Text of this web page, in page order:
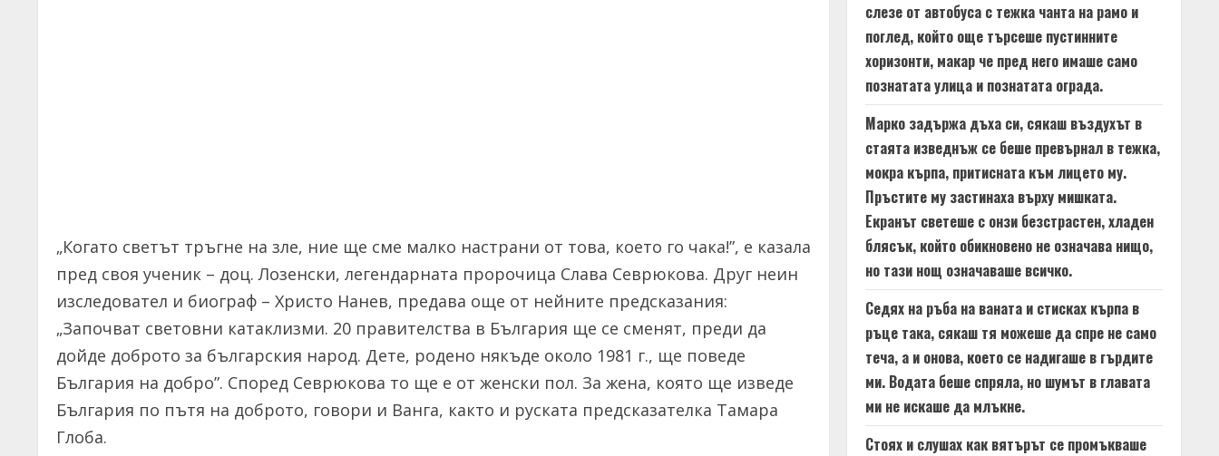
„Когато светът тръгне на зле, ние ще сме малко настрани от това, което го чака!”, е казала
пред своя ученик – доц. Лозенски, легендарната пророчица Слава Севрюкова. Друг неин
изследовател и биограф – Христо Нанев, предава още от нейните предсказания:
„Започват световни катаклизми. 20 правителства в България ще се сменят, преди да
дойде доброто за българския народ. Дете, родено някъде около 1981 г., ще поведе
България на добро”. Според Севрюкова то ще е от женски пол. За жена, която ще изведе
България по пътя на доброто, говори и Ванга, както и руската предсказателка Тамара
Глоба.
слезе от автобуса с тежка чанта на рамо и
поглед, който още търсеше пустинните
хоризонти, макар че пред него имаше само
познатата улица и познатата ограда.
Марко задържа дъха си, сякаш въздухът в
стаята изведнъж се беше превърнал в тежка,
мокра кърпа, притисната към лицето му.
Пръстите му застинаха върху мишката.
Екранът светеше с онзи безстрастен, хладен
блясък, който обикновено не означава нищо,
но тази нощ означаваше всичко.
Седях на ръба на ваната и стисках кърпа в
ръце така, сякаш тя можеше да спре не само
теча, а и онова, което се надигаше в гърдите
ми. Водата беше спряла, но шумът в главата
ми не искаше да млъкне.
Стоях и слушах как вятърът се промъкваше